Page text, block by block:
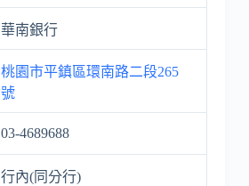
華南銀行
桃園市平鎮區環南路二段265
號
03-4689688
行內(同分行)